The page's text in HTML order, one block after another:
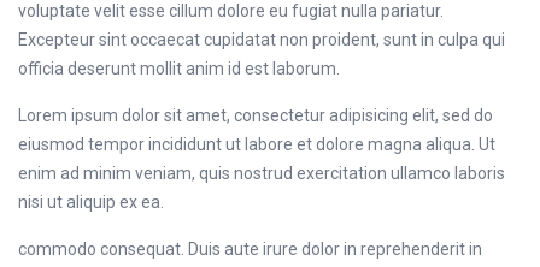
voluptate velit esse cillum dolore eu fugiat nulla pariatur.
Excepteur sint occaecat cupidatat non proident, sunt in culpa qui
officia deserunt mollit anim id est laborum.
Lorem ipsum dolor sit amet, consectetur adipisicing elit, sed do
eiusmod tempor incididunt ut labore et dolore magna aliqua. Ut
enim ad minim veniam, quis nostrud exercitation ullamco laboris
nisi ut aliquip ex ea.
commodo consequat. Duis aute irure dolor in reprehenderit in